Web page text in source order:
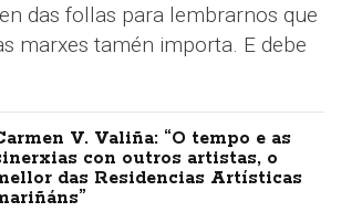
das follas para lembrarnos que
marxes tamén importa. E debe
V. Valiña: “O tempo e as
con outros artistas, o
das Residencias Artísticas